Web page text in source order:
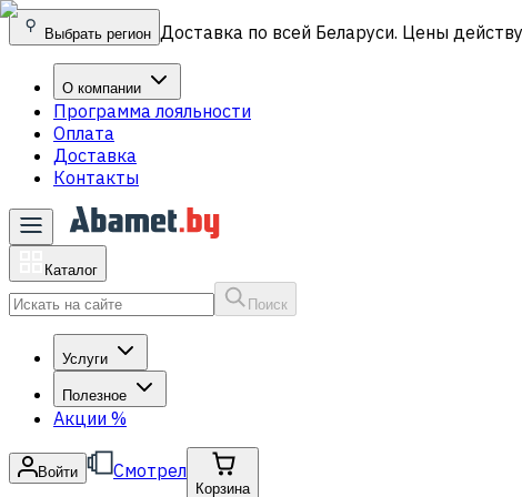
Выбрать регион Доставка по всей Беларуси. Цены
О компании
Программа лояльности
Оплата
Доставка
Контакты
Каталог
Поиск
Услуги
Полезное
Акции %
Войти Смотрел
Корзина